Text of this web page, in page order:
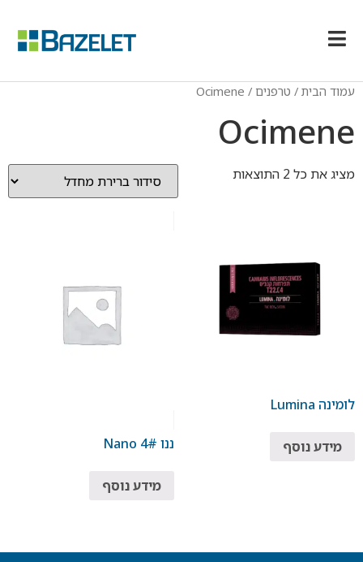
עמוד הבית / טרפנים / Ocimene
Ocimene
מציג את כל 2 התוצאות
לומינה Lumina
מידע נוסף ננו 4# Nano
מידע נוסף